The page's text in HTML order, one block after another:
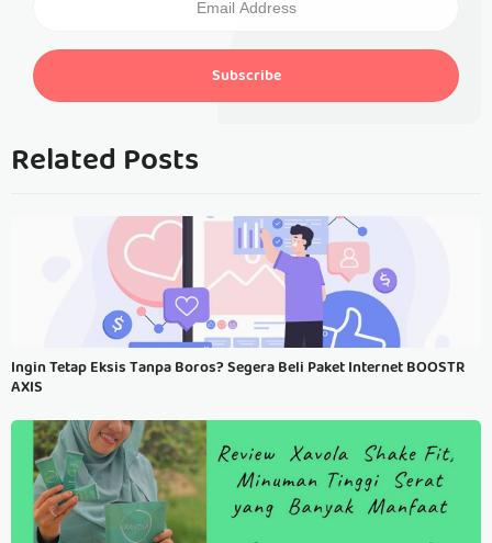
Subscribe
Related Posts
Ingin Tetap Eksis Tanpa Boros? Segera Beli Paket Internet BOOSTR
AXIS